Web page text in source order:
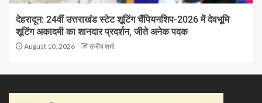
देहरादून: 24वीं उत्तराखंड स्टेट शूटिंग चैंपियनशिप-2026 में देवभूमि
शूटिंग अकादमी का शानदार प्रदर्शन, जीते अनेक पदक
August 10, 2026 संजीव शर्मा